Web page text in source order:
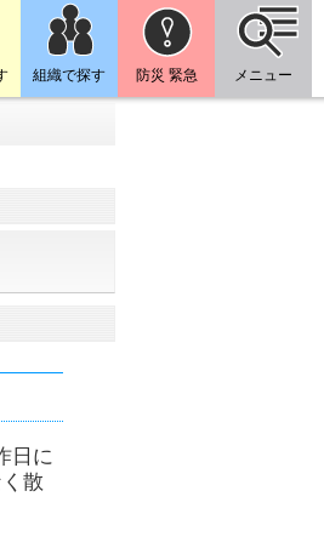
組織で探す 防災 緊急 メニュー
日に
散